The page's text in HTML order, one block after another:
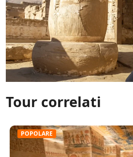
Tour correlati
POPOLARE